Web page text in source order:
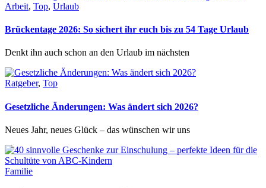
Arbeit, Top, Urlaub
Brückentage 2026: So sichert ihr euch bis zu 54 Tage Urlaub
Denkt ihn auch schon an den Urlaub im nächsten
Ratgeber, Top
Gesetzliche Änderungen: Was ändert sich 2026?
Neues Jahr, neues Glück – das wünschen wir uns
Familie